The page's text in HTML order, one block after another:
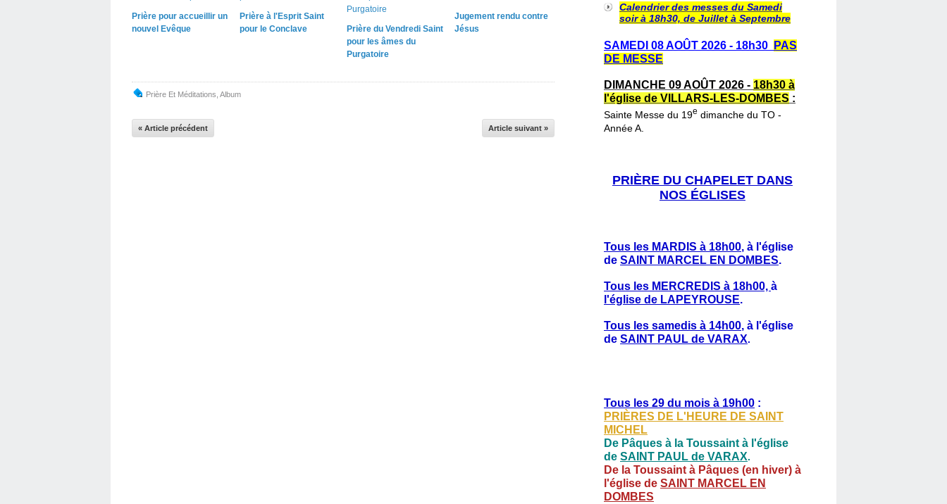
Prière pour accueillir un
nouvel Evêque
Prière à l'Esprit Saint
pour le Conclave
Prière du Vendredi Saint
pour les âmes du
Purgatoire
Jugement rendu contre
Jésus
Prière Et Méditations Album
« Article précédent Article suivant »
Calendrier des messes du Samedi
soir à 18h30, de Juillet à Septembre
SAMEDI 08 AOÛT 2026 - 18h30
PAS
DE MESSE
DIMANCHE 09 AOÛT 2026 - 18h30 à
l'église de VILLARS-LES-DOMBES :
Sainte Messe du 19e dimanche du TO -
Année A.
PRIÈRE DU CHAPELET DANS
NOS ÉGLISES
Tous les MARDIS à 18h00, à l'église
de SAINT MARCEL EN DOMBES.
Tous les MERCREDIS à 18h00, à
l'église de LAPEYROUSE.
Tous les samedis à 14h00, à l'église
de SAINT PAUL de VARAX.
Tous les 29 du mois à 19h00 :
PRIÈRES DE L'HEURE DE SAINT
MICHEL
De Pâques à la Toussaint à l'église
de SAINT PAUL de VARAX.
De la Toussaint à Pâques (en hiver) à
l'église de SAINT MARCEL EN
DOMBES